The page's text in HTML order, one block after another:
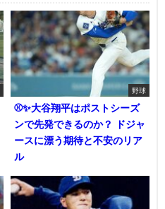
野球
⚾✨大谷翔平はポストシーズ
ンで先発できるのか？ ドジャ
ースに漂う期待と不安のリア
ル